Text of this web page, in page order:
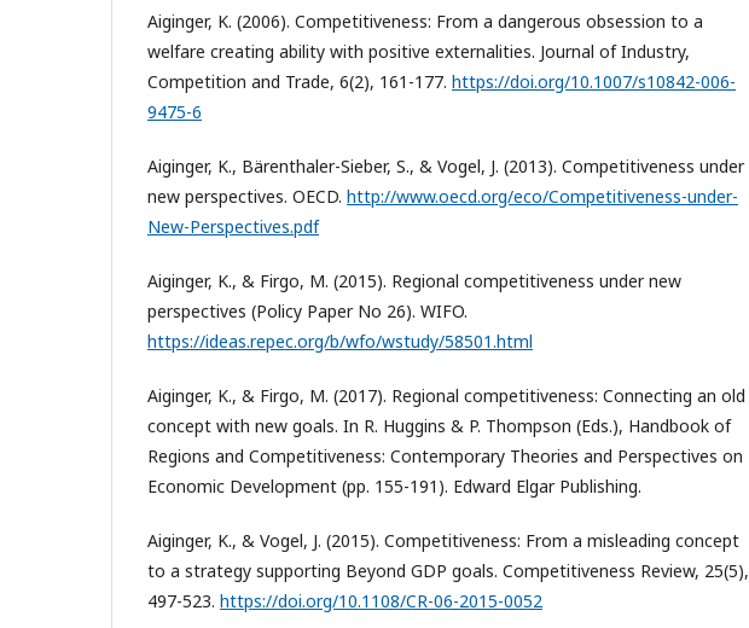
Aiginger, K. (2006). Competitiveness: From a dangerous obsession to a
welfare creating ability with positive externalities. Journal of Industry,
Competition and Trade, 6(2), 161-177. https://doi.org/10.1007/s10842-006-
9475-6
Aiginger, K., Bärenthaler-Sieber, S., & Vogel, J. (2013). Competitiveness under
new perspectives. OECD. http://www.oecd.org/eco/Competitiveness-under-
New-Perspectives.pdf
Aiginger, K., & Firgo, M. (2015). Regional competitiveness under new
perspectives (Policy Paper No 26). WIFO.
https://ideas.repec.org/b/wfo/wstudy/58501.html
Aiginger, K., & Firgo, M. (2017). Regional competitiveness: Connecting an old
concept with new goals. In R. Huggins & P. Thompson (Eds.), Handbook of
Regions and Competitiveness: Contemporary Theories and Perspectives on
Economic Development (pp. 155-191). Edward Elgar Publishing.
Aiginger, K., & Vogel, J. (2015). Competitiveness: From a misleading concept
to a strategy supporting Beyond GDP goals. Competitiveness Review, 25(5),
497-523. https://doi.org/10.1108/CR-06-2015-0052